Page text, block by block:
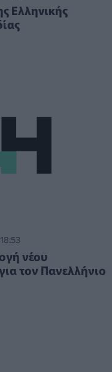
Ελληvικής
νέου
τον Πανελλήνιο